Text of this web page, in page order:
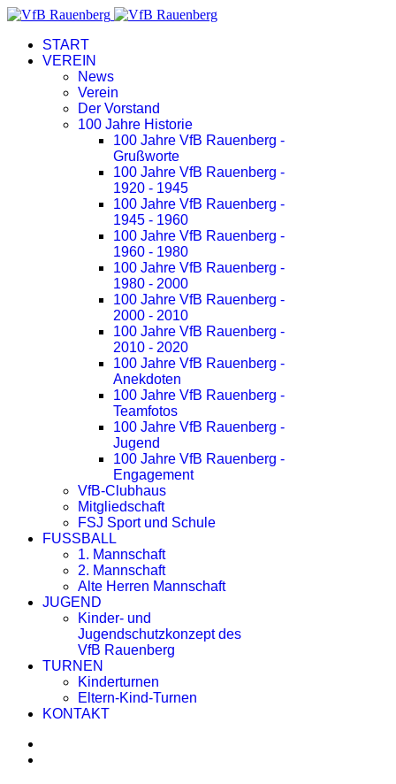
START
VEREIN
News
Verein
Der Vorstand
100 Jahre Historie
100 Jahre VfB Rauenberg -
Grußworte
100 Jahre VfB Rauenberg -
1920 - 1945
100 Jahre VfB Rauenberg -
1945 - 1960
100 Jahre VfB Rauenberg -
1960 - 1980
100 Jahre VfB Rauenberg -
1980 - 2000
100 Jahre VfB Rauenberg -
2000 - 2010
100 Jahre VfB Rauenberg -
2010 - 2020
100 Jahre VfB Rauenberg -
Anekdoten
100 Jahre VfB Rauenberg -
Teamfotos
100 Jahre VfB Rauenberg -
Jugend
100 Jahre VfB Rauenberg -
Engagement
VfB-Clubhaus
Mitgliedschaft
FSJ Sport und Schule
FUSSBALL
1. Mannschaft
2. Mannschaft
Alte Herren Mannschaft
JUGEND
Kinder- und
Jugendschutzkonzept des
VfB Rauenberg
TURNEN
Kinderturnen
Eltern-Kind-Turnen
KONTAKT